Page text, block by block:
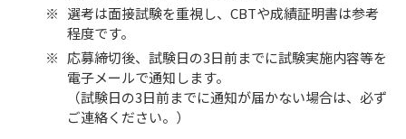
選考は面接試験を重視し、CBTや成績証明書は参考
程度です。
応募締切後、試験日の3日前までに試験実施内容等を
電子メールで通知します。
（試験日の3日前までに通知が届かない場合は、必ず
ご連絡ください。）